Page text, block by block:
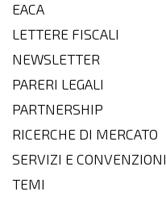
EACA
LETTERE FISCALI
NEWSLETTER
PARERI LEGALI
PARTNERSHIP
RICERCHE DI MERCATO
SERVIZI E CONVENZIONI
TEMI